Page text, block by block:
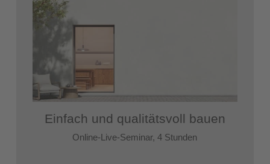
Einfach und qualitätsvoll bauen
Online-Live-Seminar, 4 Stunden